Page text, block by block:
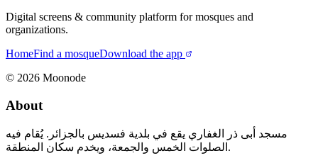
Digital screens & community platform for mosques and
organizations.
HomeFind a mosqueDownload the app
© 2026 Moonode
About
مسجد أبى ذر الغفاري يقع في بلدية فسديس بالجزائر. يُقام فيه
الصلوات الخمس والجمعة، ويخدم سكان المنطقة.